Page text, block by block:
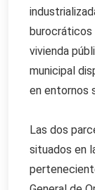
vivienda
municipal
en entornos
Las dos
situados en